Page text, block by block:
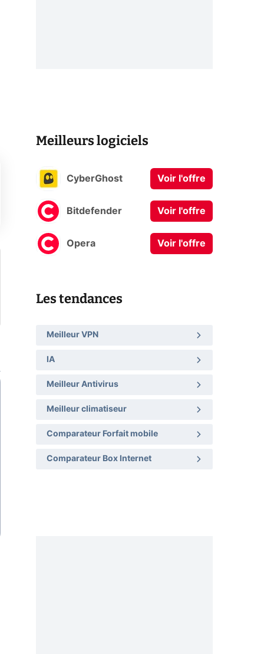
Meilleurs logiciels
CyberGhost Voir l'offre
Bitdefender Voir l'offre
Opera Voir l'offre
Les tendances
Meilleur VPN
IA
Meilleur Antivirus
Meilleur climatiseur
Comparateur Forfait mobile
Comparateur Box Internet